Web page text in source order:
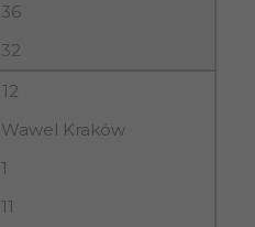
36
32
12
Wawel Kraków
1
11